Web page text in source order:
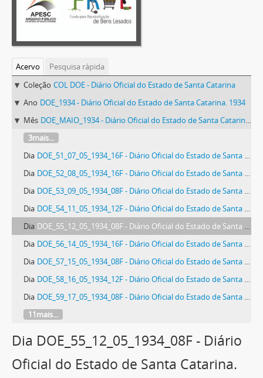
Acervo
Pesquisa rápida
Coleção COL DOE - Diário Oficial do Estado de Santa Catarina
Ano DOE_1934 - Diário Oficial do Estado de Santa Catarina. 1934
Mês DOE_MAIO_1934 - Diário Oficial do Estado de Santa Catarina. Maio de 1934
3mais...
Dia DOE_51_07_05_1934_16F - Diário Oficial do Estado de Santa Catarina. Ano 1. N° 51 de 07/05/1934
Dia DOE_52_08_05_1934_16F - Diário Oficial do Estado de Santa Catarina. Ano 1. N° 52 de 08/05/1934
Dia DOE_53_09_05_1934_08F - Diário Oficial do Estado de Santa Catarina. Ano 1. N° 53 de 09/05/1934
Dia DOE_54_11_05_1934_12F - Diário Oficial do Estado de Santa Catarina. Ano 1. N° 54 de 11/05/1934
Dia DOE_55_12_05_1934_08F - Diário Oficial do Estado de Santa Catarina. Ano 1. N° 55 de 12/05/1934
Dia DOE_56_14_05_1934_16F - Diário Oficial do Estado de Santa Catarina. Ano 1. N° 56 de 14/05/1934
Dia DOE_57_15_05_1934_08F - Diário Oficial do Estado de Santa Catarina. Ano 1. N° 57 de 15/05/1934
Dia DOE_58_16_05_1934_12F - Diário Oficial do Estado de Santa Catarina. Ano 1. N° 58 de 16/05/1934
Dia DOE_59_17_05_1934_08F - Diário Oficial do Estado de Santa Catarina. Ano 1. N° 59 de 17/05/1934
11mais...
Dia DOE_55_12_05_1934_08F - Diário
Oficial do Estado de Santa Catarina.